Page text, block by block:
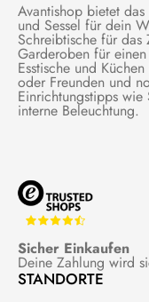
Avantishop bietet
und Sessel für dein
Schreibtische für
Garderoben für
Esstische und
oder Freunden und
Einrichtungstipps
interne Beleuchtung.
Sicher Einkaufen
Deine Zahlung wird
STANDORTE